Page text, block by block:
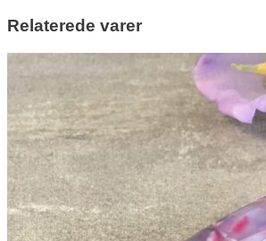
Relaterede varer